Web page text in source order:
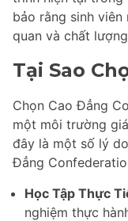
bảo rằng sinh
quan và chất
Tại Sao
Chọn Cao Đẳng
một môi trường
đây là một số lý
Đẳng
Học Tập Thực
nghiệm thực